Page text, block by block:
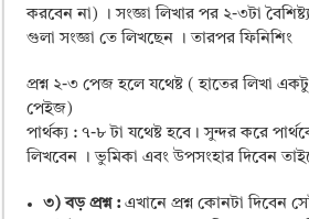
করবেন না) । সংজ্ঞা লিখার পর ২-৩টা
গুলা সংজ্ঞা তে লিখছেন । তারপর ফিনিশিং
প্রশ্ন ২-৩ পেজ হলে যথেষ্ট ( হাতের লিখা
পেইজ)
পার্থক্য : ৭-৮ টা যথেষ্ট হবে। সুন্দর করে
লিখবেন । ভুমিকা এবং উপসংহার দিবেন
৩) বড় প্রশ্ন :এখানে প্রশ্ন কোনটা দিবেন